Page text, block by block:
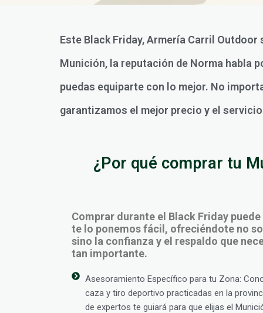
Este Black Friday, Armería Carril
Munición, la reputación de Norma habla
puedas equiparte con lo mejor. No
garantizamos el mejor precio y el
¿Por qué comprar tu
Comprar durante el Black Friday
te lo ponemos fácil, ofreciéndote no
sino la confianza y el respaldo que
tan importante.
Asesoramiento Específico para tu Zona:
caza y tiro deportivo practicadas en la
de expertos te guiará para que elijas el